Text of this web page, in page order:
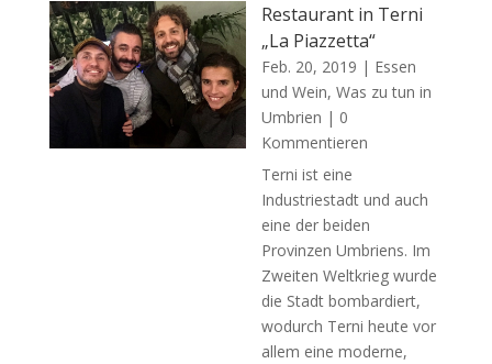
Restaurant in Terni
„La Piazzetta“
Feb. 20, 2019 | Essen
und Wein,Was zu tun in
Umbrien | 0
Kommentieren
Terni ist eine
Industriestadt und auch
eine der beiden
Provinzen Umbriens. Im
Zweiten Weltkrieg wurde
die Stadt bombardiert,
wodurch Terni heute vor
allem eine moderne,